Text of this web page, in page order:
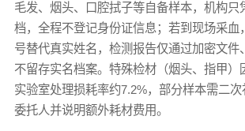
毛发、烟头、口腔拭子等自备样本，机构只
档，全程不登记身份证信息；若到现场采血
号替代真实姓名，检测报告仅通过加密文件
不留存实名档案。特殊检材（烟头、指甲）
实验室处理损耗率约7.2%，部分样本需二
委托人并说明额外耗材费用。